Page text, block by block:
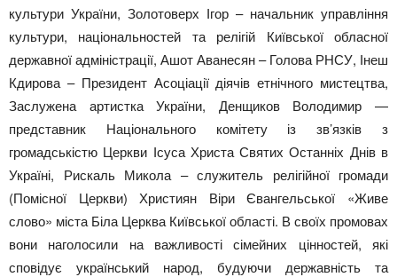
культури України, Золотоверх Ігор – начальник управління
культури, національностей та релігій Київської обласної
державної адміністрації, Ашот Аванесян – Голова РНСУ, Інеш
Кдирова – Президент Асоціації діячів етнічного мистецтва,
Заслужена артистка України, Денщиков Володимир —
представник Національного комітету із зв’язків з
громадськістю Церкви Ісуса Христа Святих Останніх Днів в
Україні, Рискаль Микола – служитель релігійної громади
(Помісної Церкви) Християн Віри Євангельської «Живе
слово» міста Біла Церква Київської області. В своїх промовах
вони наголосили на важливості сімейних цінностей, які
сповідує український народ, будуючи державність та